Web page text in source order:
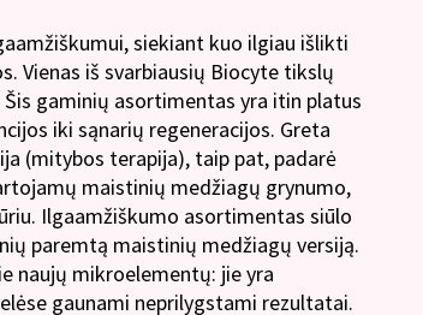
siekiant kuo ilgiau išlikti
Vienas iš svarbiausių Biocyte tikslų
gaminių asortimentas yra itin platus
iki sąnarių regeneracijos. Greta
(mitybos terapija), taip pat, padarė
maistinių medžiagų grynumo,
Ilgaamžiškumo asortimentas siūlo
paremtą maistinių medžiagų versiją.
naujų mikroelementų: jie yra
gaunami neprilygstami rezultatai.